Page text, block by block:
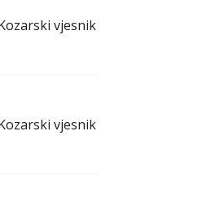
vjesnik - 24.4.2026.
vjesnik - 17.4.2026.